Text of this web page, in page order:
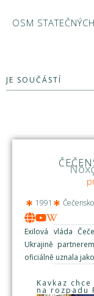
OSM STATEČNÝCH
JE SOUČÁSTÍ
1991 Čečensko
Exilová vláda
Ukrajině
oficiálně uznala
Kavkaz
na rozpadu